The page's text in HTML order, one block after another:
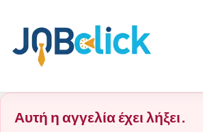
Αυτή η αγγελία έχει λήξει.